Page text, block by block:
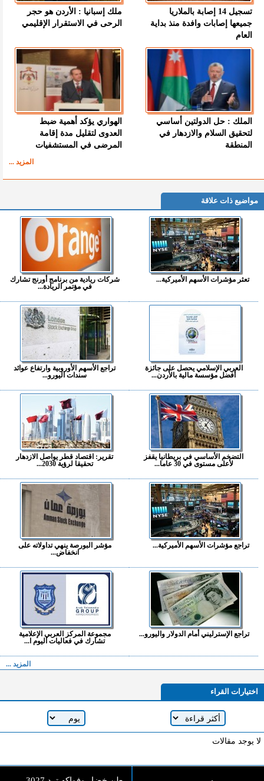
تسجيل 14 إصابة بالملاريا
جميعها إصابات وافدة منذ بداية
العام
ملك إسبانيا : الأردن هو حجر
الرحى في الاستقرار الإقليمي
الملك : حل الدولتين أساسي
لتحقيق السلام والازدهار في
المنطقة
الهواري يؤكد أهمية ضبط
العدوى لتقليل مدة إقامة
المرضى في المستشفيات
المزيد ...
مواضيع ذات علاقة
تعثر مؤشرات الأسهم الأميركية...
شركات ريادية من برنامج أورنج تشارك
في مؤتمر الريادة...
العربي الإسلامي يحصل على جائزة
أفضل مؤسسة مالية بالأردن...
تراجع الأسهم الأوروبية وارتفاع عوائد
سندات اليورو...
التضخم الأساسي في بريطانيا يقفز
لأعلى مستوى في 30 عاما...
تقرير: اقتصاد قطر يواصل الازدهار
تحقيقا لرؤية 2030...
تراجع مؤشرات الأسهم الأميركية...
مؤشر البورصة ينهي تداولاته على
انخفاض...
تراجع الإسترليني أمام الدولار واليورو...
مجموعة المركز العربي الإعلامية
تشارك في فعاليات اليوم ا...
المزيد ...
اختيارات القراء
لا يوجد مقالات